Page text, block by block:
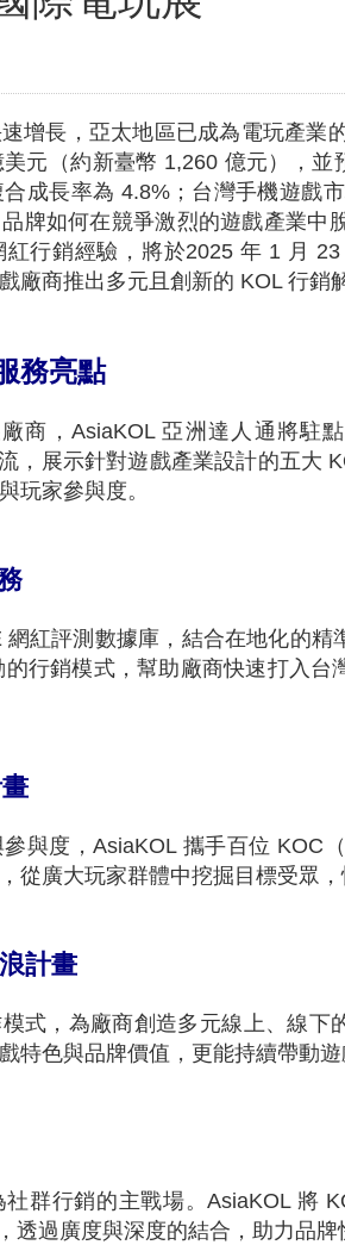
增長，亞太地區已成為電玩產業
元（約新臺幣 1,260 億元），
成長率為 4.8%；台灣手機遊戲
牌如何在競爭激烈的遊戲產業中
紅行銷經驗，將於2025 年 1 月
廠商推出多元且創新的 KOL 行銷
務亮點
商，AsiaKOL 亞洲達人通將駐
，展示針對遊戲產業設計的五大
玩家參與度。
紅評測數據庫，結合在地化的
行銷模式，幫助廠商快速打入
與度，AsiaKOL 攜手百位 KOC
從廣大玩家群體中挖掘目標受眾
計畫
式，為廠商創造多元線上、線下
特色與品牌價值，更能持續帶動遊
群行銷的主戰場。AsiaKOL 將
透過廣度與深度的結合，助力品